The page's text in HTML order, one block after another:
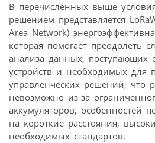
В перечисленных выше
решением представляется
Area Network)
которая помогает преодолеть
анализа данных, поступающих
устройств и необходимых для
управленческих решений, что
невозможно из-за
аккумуляторов, особенностей
на короткие расстояния,
необходимых стандартов.